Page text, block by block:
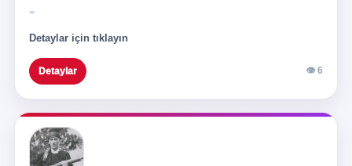
-
Detaylar için tıklayın
Detaylar 👁 6